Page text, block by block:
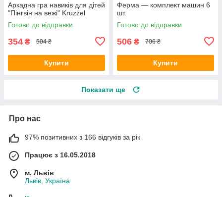
Аркадна гра навиків для дітей
"Пінгвін на вежі" Kruzzel
Готово до відправки
354 ₴ 504 ₴
Купити
Ферма — комплект машин 6
шт.
Готово до відправки
506 ₴ 706 ₴
Купити
Показати ще
Про нас
97% позитивних з 166 відгуків за рік
Працює з 16.05.2018
м. Львів
Львів, Україна